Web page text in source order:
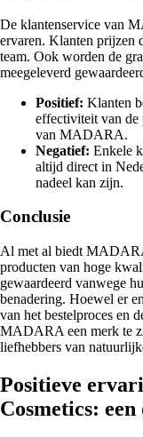
De klantenservice van
ervaren. Klanten prijzen
team. Ook worden de
meegeleverd
Positief: Klanten
effectiviteit van de
van MADARA.
Negatief: Enkele
altijd direct in
nadeel kan zijn.
Conclusie
Al met al biedt
producten van hoge
gewaardeerd vanwege
benadering. Hoewel er
van het bestelproces en
MADARA een merk te
liefhebbers van
Positieve
Cosmetics: